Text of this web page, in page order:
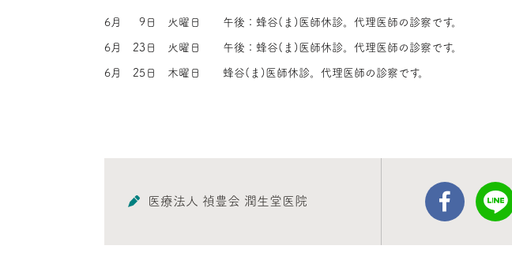
6月 9日 火曜日 午後：蜂谷(ま)医師休診。代理医師の診察です。
6月 23日 火曜日 午後：蜂谷(ま)医師休診。代理医師の診察です。
6月 25日 木曜日 蜂谷(ま)医師休診。代理医師の診察です。
医療法人 禎豊会 潤生堂医院